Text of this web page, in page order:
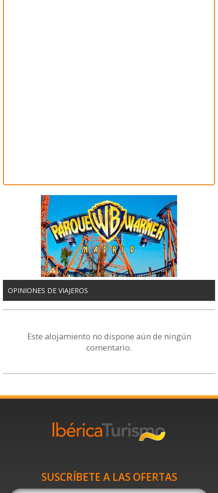
OPINIONES DE VIAJEROS
Este alojamiento no dispone aún de ningún
comentario.
SUSCRÍBETE A LAS OFERTAS